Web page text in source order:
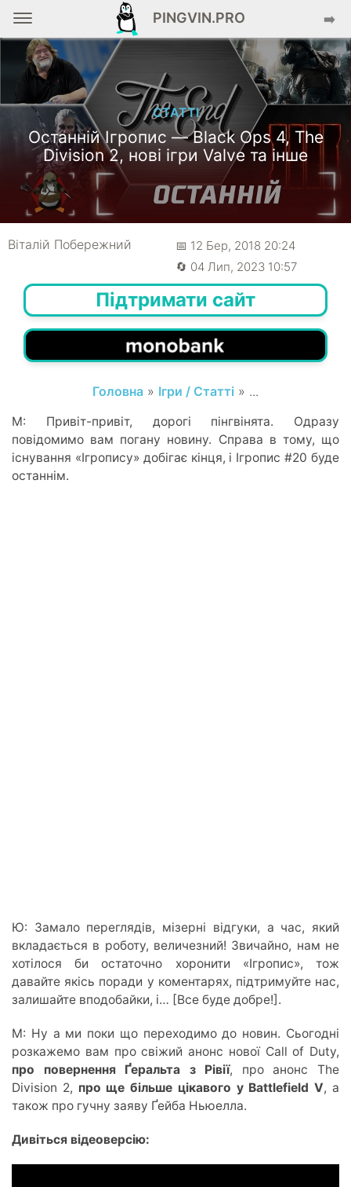
PINGVIN.PRO ➡️
СТАТТІ
Останній Ігропис — Black Ops 4, The
Division 2, нові ігри Valve та інше
Віталій Побережний
📅 12 Бер, 2018 20:24
🔄 04 Лип, 2023 10:57
Підтримати сайт
Головна » Ігри / Статті » ...
М: Привіт-привіт, дорогі пінгвінята. Одразу
повідомимо вам погану новину. Справа в тому, що
існування «Ігропису» добігає кінця, і Ігропис #20 буде
останнім.
Ю: Замало переглядів, мізерні відгуки, а час, який
вкладається в роботу, величезний! Звичайно, нам не
хотілося би остаточно хоронити «Ігропис», тож
давайте якісь поради у коментарях, підтримуйте нас,
залишайте вподобайки, і… [Все буде добре!].
М: Ну а ми поки що переходимо до новин. Сьогодні
розкажемо вам про свіжий анонс нової Call of Duty,
про повернення Ґеральта з Рівії, про анонс The
Division 2, про ще більше цікавого у Battlefield V, а
також про гучну заяву Ґейба Ньюелла.
Дивіться відеоверсію: